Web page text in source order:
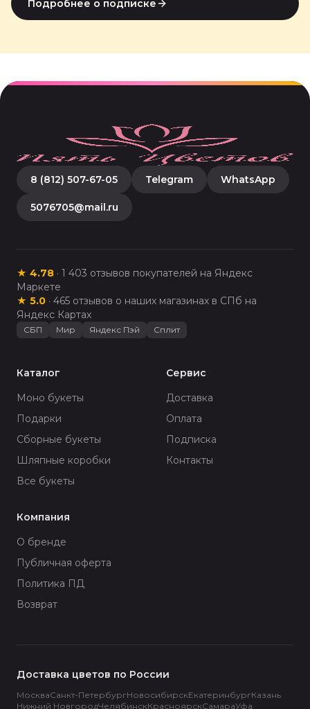
Подробнее о подписке
8 (812) 507-67-05 Telegram WhatsApp
5076705@mail.ru
★ 4.78 · 1 403 отзывов покупателей на Яндекс
Маркете
★ 5.0 · 465 отзывов о наших магазинах в СПб на
Яндекс Картах
СБП Мир Яндекс Пэй Сплит
Каталог
Моно букеты
Подарки
Сборные букеты
Шляпные коробки
Все букеты
Сервис
Доставка
Оплата
Подписка
Контакты
Компания
О бренде
Публичная оферта
Политика ПД
Возврат
Доставка цветов по России
МоскваСанкт-ПетербургНовосибирскЕкатеринбургКазань
Нижний НовгородЧелябинскКрасноярскСамараУфа